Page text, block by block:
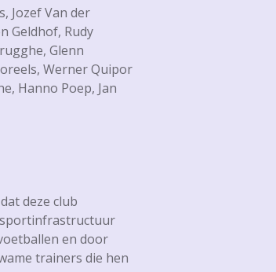
Jozef Van der
Geldhof, Rudy
Glenn
Werner Quipor
Hanno Poep, Jan
deze club
sportinfrastructuur
en door
trainers die hen